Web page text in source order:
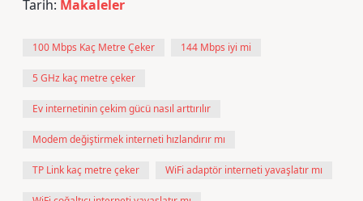
Tarih: Makaleler
100 Mbps Kaç Metre Çeker 144 Mbps iyi mi
5 GHz kaç metre çeker
Ev internetinin çekim gücü nasıl arttırılır
Modem değiştirmek interneti hızlandırır mı
TP Link kaç metre çeker WiFi adaptör interneti yavaşlatır mı